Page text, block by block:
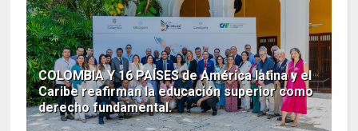
COLOMBIA Y 16 PAÍSES de América latina y el
Caribe reafirman la educación superior como
derecho fundamental.